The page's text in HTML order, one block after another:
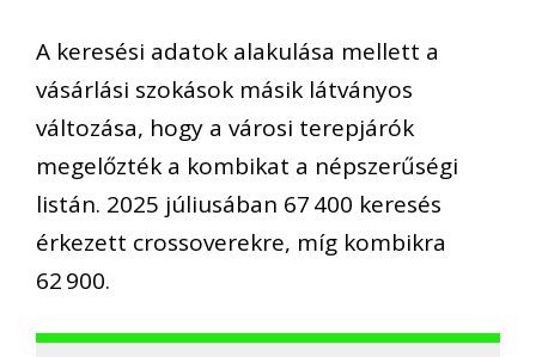
A keresési adatok alakulása mellett a
vásárlási szokások másik látványos
változása, hogy a városi terepjárók
megelőzték a kombikat a népszerűségi
listán. 2025 júliusában 67 400 keresés
érkezett crossoverekre, míg kombikra
62 900.